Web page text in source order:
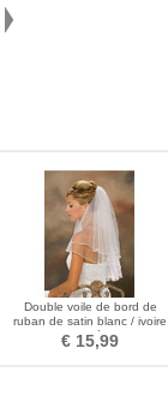
Double voile de bord de
ruban de satin blanc / ivoire
voile de mariée en gros
€ 15,99